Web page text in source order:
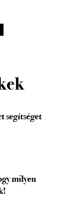
segítséget
milyen